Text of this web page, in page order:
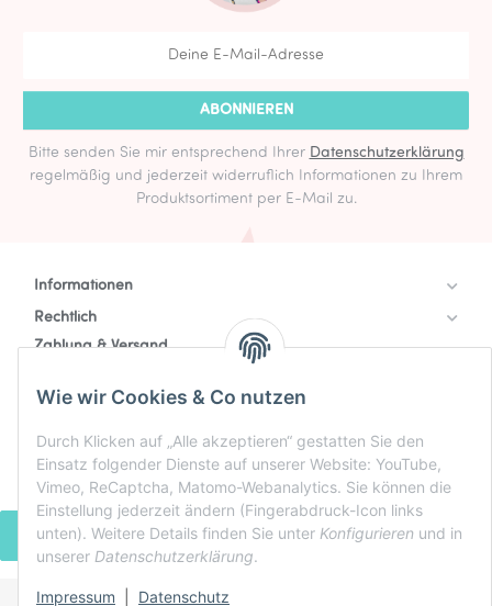
Wie wir Cookies & Co nutzen
Durch Klicken auf „Alle akzeptieren“ gestatten Sie den
Einsatz folgender Dienste auf unserer Website: YouTube,
Vimeo, ReCaptcha, Matomo-Webanalytics. Sie können die
Einstellung jederzeit ändern (Fingerabdruck-Icon links
unten). Weitere Details finden Sie unter Konfigurieren und in
unserer Datenschutzerklärung.
Impressum Datenschutz
ABONNIEREN
Bitte senden Sie mir entsprechend Ihrer Datenschutzerklärung
regelmäßig und jederzeit widerruflich Informationen zu Ihrem
Produktsortiment per E-Mail zu.
Informationen
Rechtlich
Zahlung & Versand
VERTRAG WIDERRUFEN